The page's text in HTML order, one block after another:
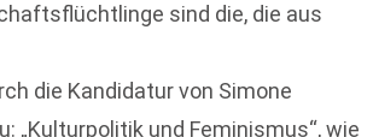
sind die, die aus
die Kandidatur von Simone
„Kulturpolitik und Feminismus“, wie